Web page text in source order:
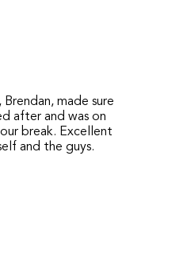
made sure
after and was on
break. Excellent
and the guys.